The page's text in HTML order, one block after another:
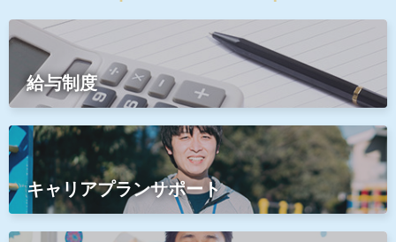
給与制度
キャリアプランサポート